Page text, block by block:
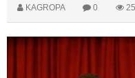
KAGROPA 0